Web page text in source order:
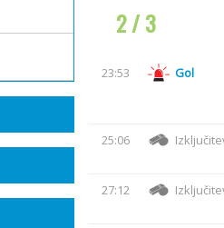
2 / 3
23:53 Gol
25:06
27:12